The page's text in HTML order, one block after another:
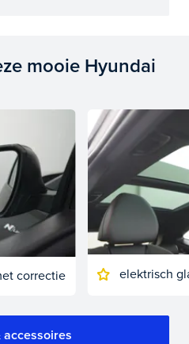
mooie Hyundai
correctie elektrisch
accessoires